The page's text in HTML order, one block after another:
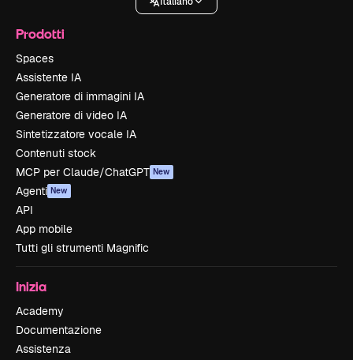
Prodotti
Spaces
Assistente IA
Generatore di immagini IA
Generatore di video IA
Sintetizzatore vocale IA
Contenuti stock
MCP per Claude/ChatGPT New
Agenti New
API
App mobile
Tutti gli strumenti Magnific
Inizia
Academy
Documentazione
Assistenza